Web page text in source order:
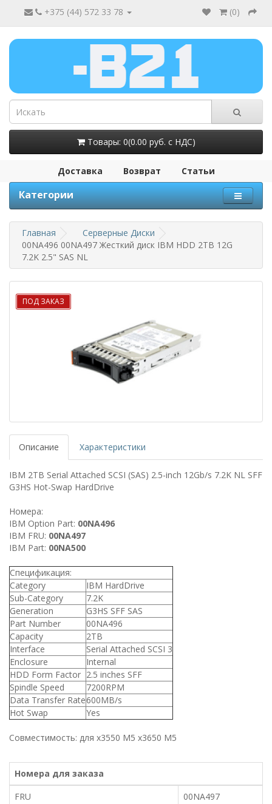
+375 (44) 572 33 78 (0)
Товары: 0(0.00 руб. с НДС)
Доставка Возврат Статьи
Категории
Главная
Серверные Диски
00NA496 00NA497 Жесткий диск IBM HDD 2TB 12G
7.2K 2.5" SAS NL
ПОД ЗАКАЗ
Описание Характеристики
IBM 2TB Serial Attached SCSI (SAS) 2.5-inch 12Gb/s 7.2K NL SFF
G3HS Hot-Swap HardDrive
Номера:
IBM Option Part: 00NA496
IBM FRU: 00NA497
IBM Part: 00NA500
Спецификация:
Category
IBM HardDrive
Sub-Category
7.2K
Generation
G3HS SFF SAS
Part Number
00NA496
Capacity
2TB
Interface
Serial Attached SCSI 3
Enclosure
Internal
HDD Form Factor 2.5 inches SFF
Spindle Speed
7200RPM
Data Transfer Rate600MB/s
Hot Swap
Yes
Совместимость: для x3550 M5 x3650 M5
Номера для заказа
FRU
00NA497